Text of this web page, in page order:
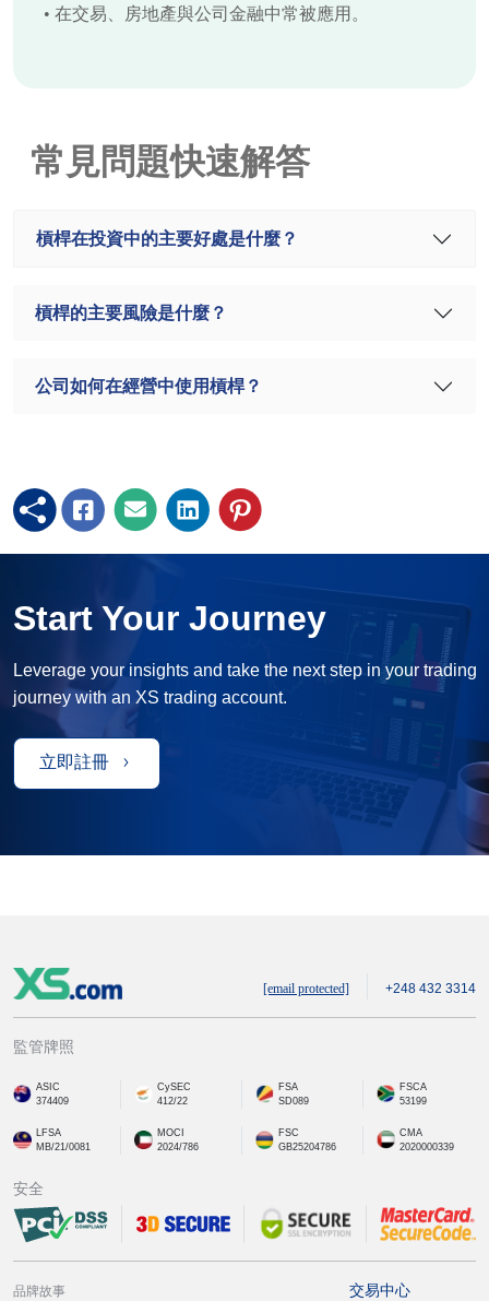
• 在交易、房地產與公司金融中常被應用。
常見問題快速解答
槓桿在投資中的主要好處是什麼？
槓桿的主要風險是什麼？
公司如何在經營中使用槓桿？
Start Your Journey
Leverage your insights and take the next step in your trading
journey with an XS trading account.
立即註冊
[email protected] +248 432 3314
監管牌照
ASIC
374409
CySEC
412/22
FSA
SD089
FSCA
53199
LFSA
MB/21/0081
MOCI
2024/786
FSC
GB25204786
CMA
2020000339
安全
品牌故事 交易中心